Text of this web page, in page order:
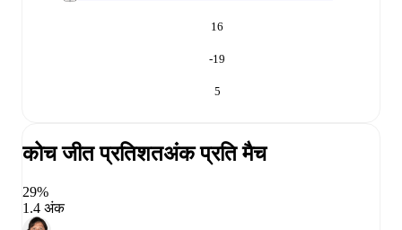
16
-19
5
कोच जीत प्रतिशतअंक प्रति मैच
29%
1.4 अंक